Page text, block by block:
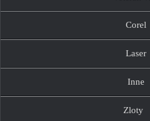
Corel
Laser
Inne
Zloty